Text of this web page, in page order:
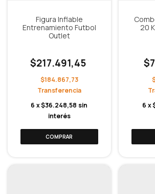
Figura Inflable
Entrenamiento Futbol
Outlet
$217.491,45
$184.867,73
6 x$36.248,58 sin
interés
20
6 x